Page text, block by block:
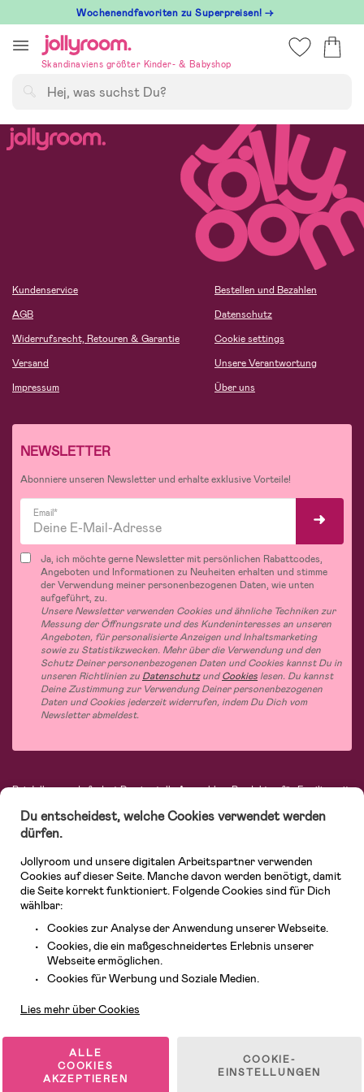
till
innehållet
Wochenendfavoriten zu Superpreisen! →
Skandinaviens größter Kinder- & Babyshop
Kundenservice
AGB
Widerrufsrecht, Retouren & Garantie
Versand
Impressum
Bestellen und Bezahlen
Datenschutz
Cookie settings
Unsere Verantwortung
Über uns
NEWSLETTER
Abonniere unseren Newsletter und erhalte exklusive Vorteile!
Email*
Ja, ich möchte gerne Newsletter mit persönlichen Rabattcodes,
Angeboten und Informationen zu Neuheiten erhalten und stimme
der Verwendung meiner personenbezogenen Daten, wie unten
aufgeführt, zu.
Unsere Newsletter verwenden Cookies und ähnliche Techniken zur
Messung der Öffnungsrate und des Kundeninteresses an unseren
Angeboten, für personalisierte Anzeigen und Inhaltsmarketing
sowie zu Statistikzwecken. Mehr über die Verwendung und den
Schutz Deiner personenbezogenen Daten und Cookies kannst Du in
unseren Richtlinien zu DatenschutzundCookies lesen. Du kannst
Deine Zustimmung zur Verwendung Deiner personenbezogenen
Daten und Cookies jederzeit widerrufen, indem Du Dich vom
Newsletter abmeldest.
Bei Jollyroom.de findest Du eine tolle Auswahl an Produkten für Familien mit
einkaufen. Mit freiwilligem 365-Tage-Rückgaberecht und einem sehr
kompetenten Kundenservice kannst Du Dich beim Einkauf bei uns sicher
fühlen. In unserem Sortiment findest Du unter anderem Kinderwagen,
Autositze, Kinder- und Babymode, Produkte für Mütter und eine Menge
fantastischer Einrichtungsgegenstände, Spielsachen, Babyprodukte und
vieles mehr. Wir haben Produkte von bekannten Herstellern wie Britax, Maxi-
Cosi, Hauck, Baby Jogger, Ergobaby, Didriksons, KidKraft, Ergobaby, Philips
Avent, Jack Wolfskin, Cybex, LEGO und vielen mehr. Schau Dich um in
© 2026 Jollyroom GmbH. Alle Rechte vorbehalten.
Du entscheidest, welche Cookies verwendet werden
dürfen.
Jollyroom und unsere digitalen Arbeitspartner verwenden
Cookies auf dieser Seite. Manche davon werden benötigt, damit
die Seite korrekt funktioniert. Folgende Cookies sind für Dich
wählbar:
Cookies zur Analyse der Anwendung unserer Webseite.
Cookies, die ein maßgeschneidertes Erlebnis unserer
Webseite ermöglichen.
Cookies für Werbung und Soziale Medien.
Lies mehr über Cookies
ALLE
COOKIES
AKZEPTIEREN
COOKIE-
EINSTELLUNGEN